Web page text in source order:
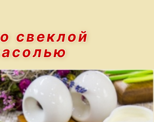
свеклой